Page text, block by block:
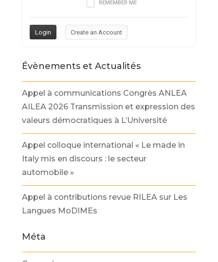
REMEMBER ME
Évènements et Actualités
Appel à communications Congrès ANLEA
AILEA 2026 Transmission et expression des
valeurs démocratiques à L’Université
Appel colloque international « Le made in
Italy mis en discours : le secteur
automobile »
Appel à contributions revue RILEA sur Les
Langues MoDIMEs
Méta